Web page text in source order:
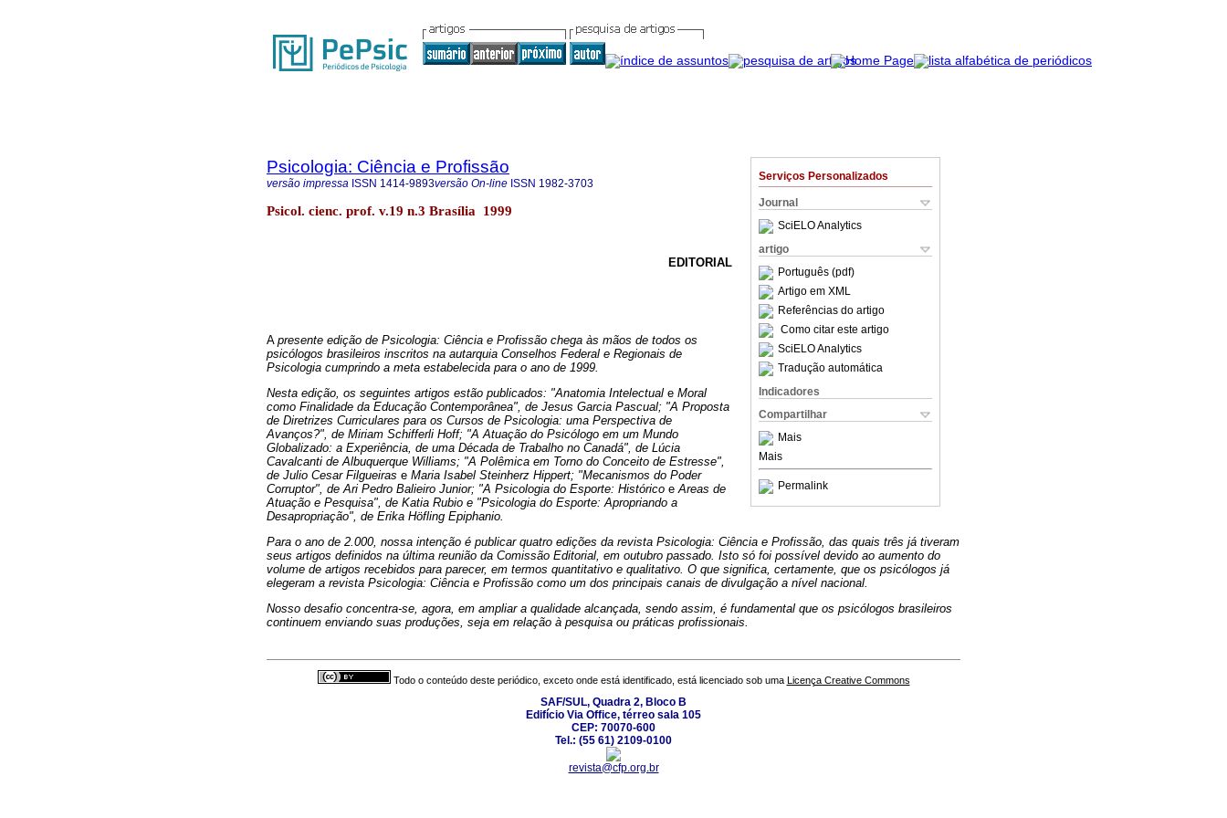
Serviços Personalizados
Journal
SciELO Analytics
artigo
Português (pdf)
Artigo em XML
Referências do artigo
Como citar este artigo
SciELO Analytics
Tradução automática
Indicadores
Compartilhar
Mais
Mais
Permalink
Psicologia: Ciência e Profissão
versão impressa ISSN 1414-9893versão On-line ISSN 1982-3703
Psicol. cienc. prof. v.19 n.3 Brasília 1999
EDITORIAL
A presente edição de Psicologia: Ciência e Profissão chega às mãos de todos os
psicólogos brasileiros inscritos na autarquia Conselhos Federal e Regionais de
Psicologia cumprindo a meta estabelecida para o ano de 1999.
Nesta edição, os seguintes artigos estão publicados: "Anatomia Intelectual e Moral
como Finalidade da Educação Contemporânea", de Jesus Garcia Pascual; "A Proposta
de Diretrizes Curriculares para os Cursos de Psicologia: uma Perspectiva de
Avanços?", de Miriam Schifferli Hoff; "A Atuação do Psicólogo em um Mundo
Globalizado: a Experiência, de uma Década de Trabalho no Canadá", de Lúcia
Cavalcanti de Albuquerque Williams; "A Polêmica em Torno do Conceito de Estresse",
de Julio Cesar Filgueiras e Maria Isabel Steinherz Hippert; "Mecanismos do Poder
Corruptor", de Ari Pedro Balieiro Junior; "A Psicologia do Esporte: Histórico e Areas de
Atuação e Pesquisa", de Katia Rubio e "Psicologia do Esporte: Apropriando a
Desapropriação", de Erika Höfling Epiphanio.
Para o ano de 2.000, nossa intenção é publicar quatro edições da revista Psicologia: Ciência e Profissão, das quais três já tiveram
seus artigos definidos na última reunião da Comissão Editorial, em outubro passado. Isto só foi possível devido ao aumento do
volume de artigos recebidos para parecer, em termos quantitativo e qualitativo. O que significa, certamente, que os psicólogos já
elegeram a revista Psicologia: Ciência e Profissão como um dos principais canais de divulgação a nível nacional.
Nosso desafio concentra-se, agora, em ampliar a qualidade alcançada, sendo assim, é fundamental que os psicólogos brasileiros
continuem enviando suas produções, seja em relação à pesquisa ou práticas profissionais.
Todo o conteúdo deste periódico, exceto onde está identificado, está licenciado sob uma Licença Creative Commons
SAF/SUL, Quadra 2, Bloco B
Edifício Via Office, térreo sala 105
CEP: 70070-600
Tel.: (55 61) 2109-0100
revista@cfp.org.br